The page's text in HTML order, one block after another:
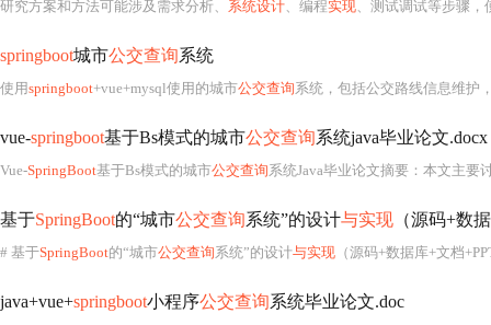
研究方案和方法可能涉及需求分析、 系统设计、编程实现、测试调试等步骤，
springboot城市公交查询系统
使用springboot+vue+mysql使用的城市公交查询系统，包括公交路线信息维护，站点信息维护，公告信息维护
vue-springboot基于Bs模式的城市公交查询系统java毕业论文.docx
Vue-SpringBoot基于Bs模式的城市公交查询系统Java毕业论文摘要：本文主要
基于SpringBoot的“城市公交查询系统”的设计与实现 （源码+数
# 基于SpringBoot的“城市公交查询系统”的设计与实现 （源码+数据库+文档+PPT)-
java+vue+springboot小程序公交查询系统毕业论文.doc